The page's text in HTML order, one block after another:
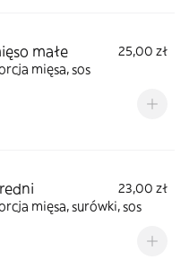
małe
25,00 zł
mięsa, sos
23,00 zł
mięsa, surówki, sos